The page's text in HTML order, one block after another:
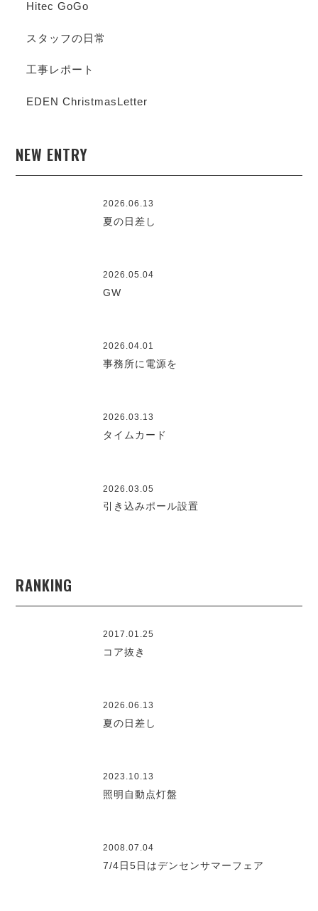
Hitec GoGo
スタッフの日常
工事レポート
EDEN ChristmasLetter
NEW ENTRY
2026.06.13
夏の日差し
2026.05.04
GW
2026.04.01
事務所に電源を
2026.03.13
タイムカード
2026.03.05
引き込みポール設置
RANKING
2017.01.25
コア抜き
2026.06.13
夏の日差し
2023.10.13
照明自動点灯盤
2008.07.04
7/4日5日はデンセンサマーフェア